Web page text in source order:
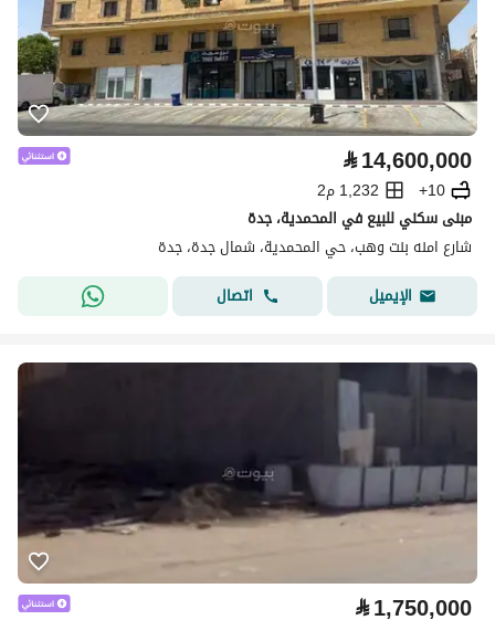
⃁14,600,000
10+
1,232 م2
مبنى سكني للبيع في المحمدية، جدة
شارع امنه بنت وهب، حي المحمدية، شمال جدة، جدة
الإيميل
اتصال
⃁1,750,000